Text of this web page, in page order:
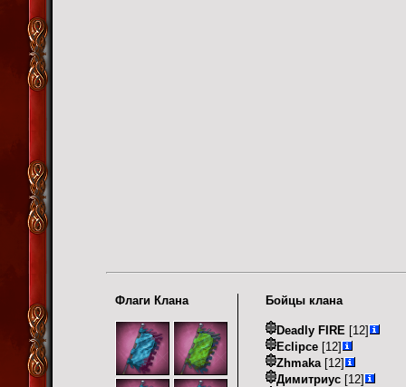
Флаги Клана Бойцы клана
Deadly FIRE [12]
Eclipce [12]
Zhmaka [12]
Димитриус [12]